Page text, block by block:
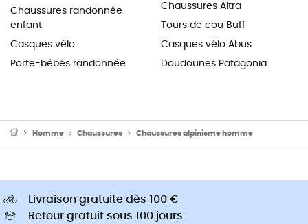
Chaussures randonnée
enfant
Casques vélo
Porte-bébés randonnée
Chaussures Altra
Tours de cou Buff
Casques vélo Abus
Doudounes Patagonia
Homme Chaussures Chaussures alpinisme homme
Livraison gratuite dès 100 €
Retour gratuit sous 100 jours